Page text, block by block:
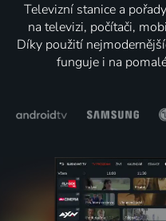
Televizní stanice a
na televizi, počítači,
Díky použití
funguje i na